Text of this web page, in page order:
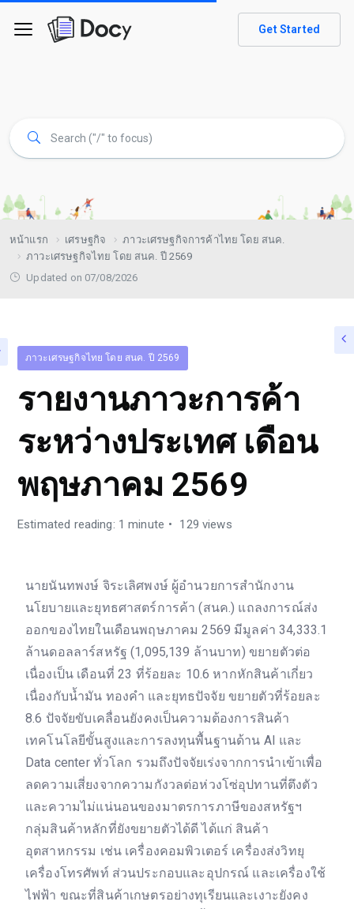
Get Started
หน้าแรก เศรษฐกิจ
ภาวะเศรษฐกิจการค้าไทย โดย สนค.
ภาวะเศรษฐกิจไทย โดย สนค. ปี 2569
Updated on 07/08/2026
ภาวะเศรษฐกิจไทย โดย สนค. ปี 2569
รายงานภาวะการค้า
ระหว่างประเทศ เดือน
พฤษภาคม 2569
Estimated reading: 1 minute 129 views
นายนันทพงษ์ จิระเลิศพงษ์ ผู้อำนวยการสำนักงาน
นโยบายและยุทธศาสตร์การค้า (สนค.) แถลงการณ์ส่ง
ออกของไทยในเดือนพฤษภาคม 2569 มีมูลค่า 34,333.1
ล้านดอลลาร์สหรัฐ (1,095,139 ล้านบาท) ขยายตัวต่อ
เนื่องเป็น เดือนที่ 23 ที่ร้อยละ 10.6 หากหักสินค้าเกี่ยว
เนื่องกับน้ำมัน ทองคำ และยุทธปัจจัย ขยายตัวที่ร้อยละ
8.6 ปัจจัยขับเคลื่อนยังคงเป็นความต้องการสินค้า
เทคโนโลยีขั้นสูงและการลงทุนพื้นฐานด้าน AI และ
Data center ทั่วโลก รวมถึงปัจจัยเร่งจากการนำเข้าเพื่อ
ลดความเสี่ยงจากความกังวลต่อห่วงโซ่อุปทานที่ตึงตัว
และความไม่แน่นอนของมาตรการภาษีของสหรัฐฯ
กลุ่มสินค้าหลักที่ยังขยายตัวได้ดี ได้แก่ สินค้า
อุตสาหกรรม เช่น เครื่องคอมพิวเตอร์ เครื่องส่งวิทยุ
เครื่องโทรศัพท์ ส่วนประกอบและอุปกรณ์ และเครื่องใช้
ไฟฟ้า ขณะที่สินค้าเกษตรอย่างทุเรียนและเงาะยังคง